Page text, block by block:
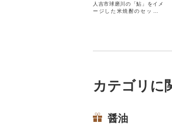
人吉市球磨川の「鮎」をイメ
ージした米焼酎のセットで
カテゴリに
醤油